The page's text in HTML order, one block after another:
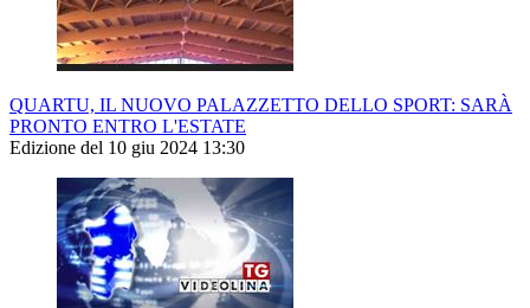
QUARTU, IL NUOVO PALAZZETTO DELLO SPORT: SARÀ
PRONTO ENTRO L'ESTATE
Edizione del 10 giu 2024 13:30